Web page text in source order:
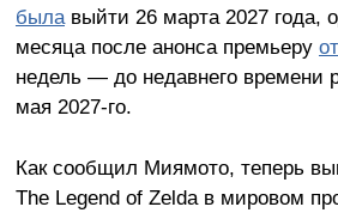
былавыйти 26 марта 2027 года,
месяца после анонса премьеру
недель — до недавнего времени
мая 2027-го.
Как сообщил Миямото, теперь
The Legend of Zelda в мировом